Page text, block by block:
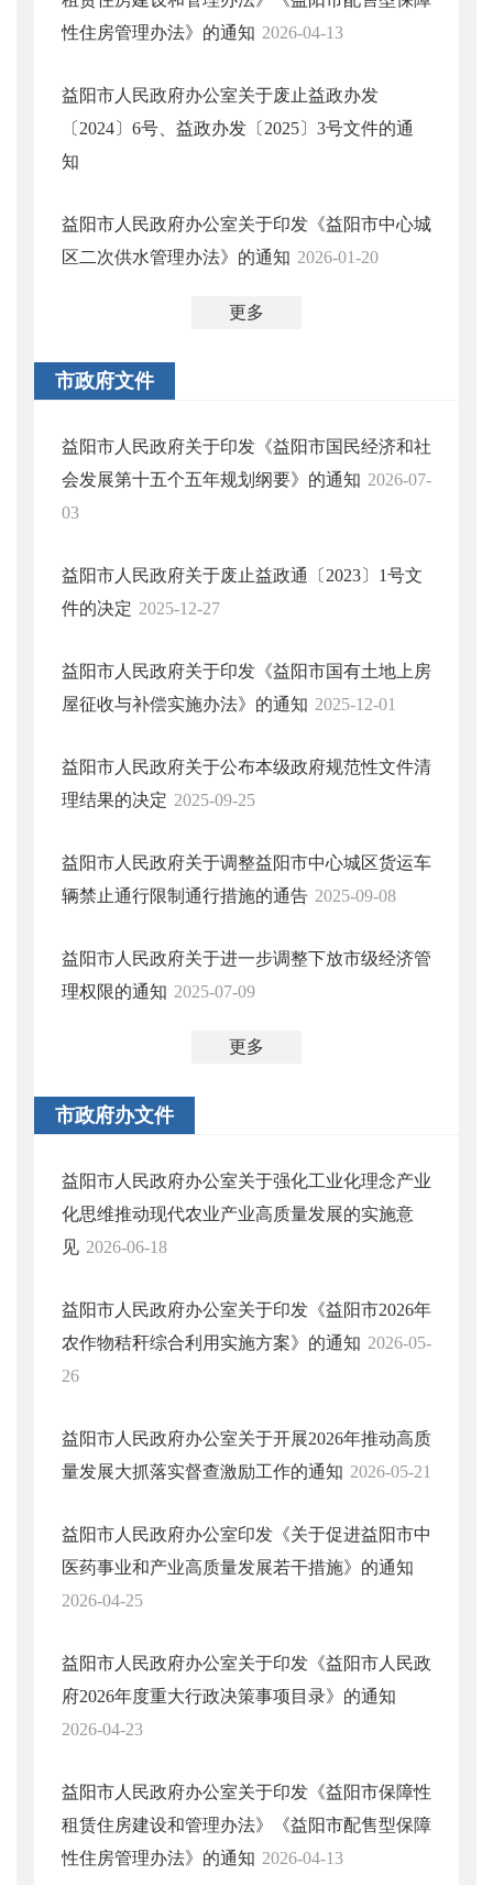
性住房管理办法》的通知 2026-04-13
益阳市人民政府办公室关于废止益政办发
〔2024〕6号、益政办发〔2025〕3号文件的通
知
益阳市人民政府办公室关于印发《益阳市中心城
区二次供水管理办法》的通知 2026-01-20
更多
市政府文件
益阳市人民政府关于印发《益阳市国民经济和社
会发展第十五个五年规划纲要》的通知 2026-07-
03
益阳市人民政府关于废止益政通〔2023〕1号文
件的决定 2025-12-27
益阳市人民政府关于印发《益阳市国有土地上房
屋征收与补偿实施办法》的通知 2025-12-01
益阳市人民政府关于公布本级政府规范性文件清
理结果的决定 2025-09-25
益阳市人民政府关于调整益阳市中心城区货运车
辆禁止通行限制通行措施的通告 2025-09-08
益阳市人民政府关于进一步调整下放市级经济管
理权限的通知 2025-07-09
更多
市政府办文件
益阳市人民政府办公室关于强化工业化理念产业
化思维推动现代农业产业高质量发展的实施意
见 2026-06-18
益阳市人民政府办公室关于印发《益阳市2026年
农作物秸秆综合利用实施方案》的通知 2026-05-
26
益阳市人民政府办公室关于开展2026年推动高质
量发展大抓落实督查激励工作的通知 2026-05-21
益阳市人民政府办公室印发《关于促进益阳市中
医药事业和产业高质量发展若干措施》的通知
2026-04-25
益阳市人民政府办公室关于印发《益阳市人民政
府2026年度重大行政决策事项目录》的通知
2026-04-23
益阳市人民政府办公室关于印发《益阳市保障性
租赁住房建设和管理办法》《益阳市配售型保障
性住房管理办法》的通知 2026-04-13